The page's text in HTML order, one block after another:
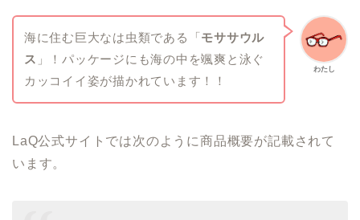
わたし
海に住む巨大なは虫類である「モササウル
ス 」！パッケージにも海の中を颯爽と泳ぐ
カッコイイ姿が描かれています！！
LaQ公式サイトでは次のように商品概要が記載されて
います。